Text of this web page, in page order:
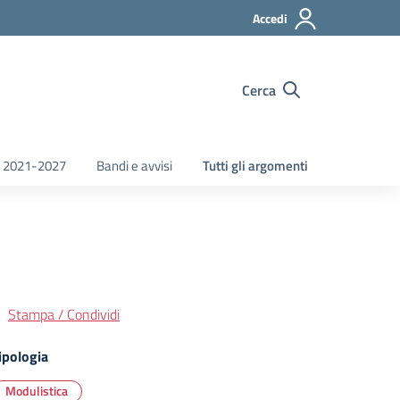
Accedi
Cerca
2021-2027 Bandi e avvisi Tutti gli argomenti
Stampa / Condividi
Modulistica